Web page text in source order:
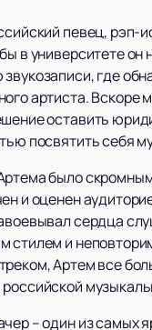
певец, рэп-
в университете он
где
артиста. Вскоре
оставить
посвятить себя
было
и оценен
сердца
стилем и
Артем все
– один из самых